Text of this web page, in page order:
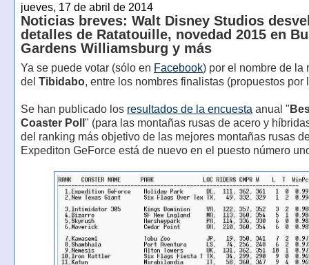
jueves, 17 de abril de 2014
Noticias breves: Walt Disney Studios
detalles de Ratatouille, novedad 2015 en
Gardens Williamsburg y más
Ya se puede votar (sólo en Facebook) por el nombre de la
del Tibidabo, entre los nombres finalistas (propuestos por
Se han publicado los resultados de la encuesta anual "
Coaster Poll " (para las montañas rusas de acero y
del ranking más objetivo de las mejores montañas rusas
Expediton GeForce está de nuevo en el puesto número